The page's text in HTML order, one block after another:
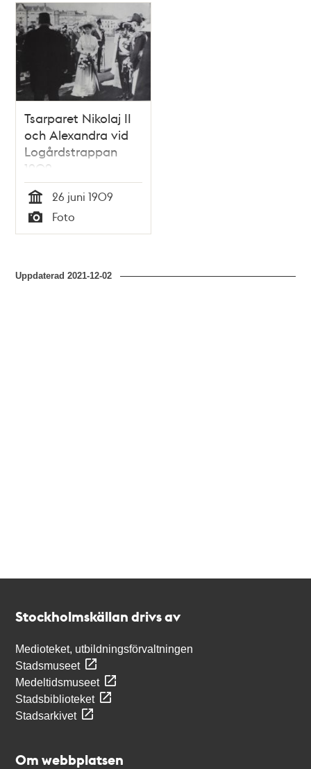
Tsarparet Nikolaj II
och Alexandra vid
Logårdstrappan
1909
Tid
26 juni 1909
Typ
Foto
Uppdaterad2021-12-02
Stockholmskällan drivs av
Medioteket, utbildningsförvaltningen
Stadsmuseet
Medeltidsmuseet
Stadsbiblioteket
Stadsarkivet
Om webbplatsen